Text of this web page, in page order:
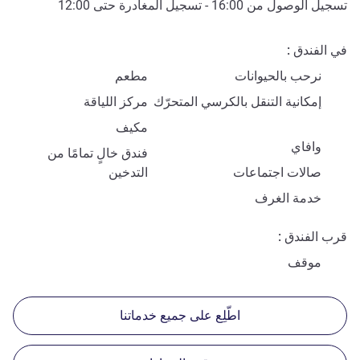
تسجيل الوصول من 16:00 - تسجيل المغادرة حتى 12:00
في الفندق
نرحب بالحيوانات
مطعم
إمكانية التنقل بالكرسي المتحرّك مركز اللياقة
وافاي
مكيف
صالات اجتماعات
فندق خالٍ تمامًا من
التدخين
خدمة الغرف
قرب الفندق
موقف
اطّلِع على جميع خدماتنا